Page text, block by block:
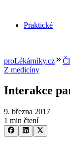
Praktické
proLékárníky.cz
Z medicíny
Interakce
9. března 2017
1 min čtení